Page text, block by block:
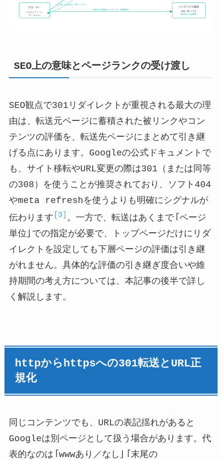
SEO上の意味とページランクの受け渡し
SEO観点で301リダイレクトが重視される最大の理
由は、転送元ページに蓄積された被リンクやコン
テンツの評価を、転送先ページにまとめて引き継
げる点にあります。Googleの公式ドキュメントで
も、サイト移転やURL変更の際は301（または同等
の308）を使うことが推奨されており、ソフト404
やmeta refreshを使うよりも明確にシグナルが
伝わります [3] 。一方で、転送はあくまで「ページ
単位」での指定が必要で、トップページだけにリダ
イレクトを設定しても下層ページの評価は引き継
がれません。具体的な評価の引き継ぎ度合いや維
持期間の考え方については、本記事の後半で詳し
く解説します。
httpからhttpsへの301転送とURL正
規化
同じコンテンツでも、URLの表記揺れがあると
Googleは別ページとして扱う場合があります。代
表的なのは「wwwあり／なし」「末尾の